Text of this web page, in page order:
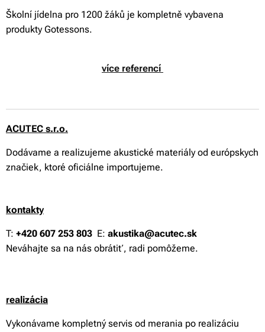
Školní jídelna pro 1200 žáků je kompletně vybavena
produkty Gotessons.
více referencí
ACUTEC s.r.o.
Dodávame a realizujeme akustické materiály od európskych
značiek, ktoré oficiálne importujeme.
kontakty
T: +420 607 253 803 E: akustika@acutec.sk
Neváhajte sa na nás obrátiť, radi pomôžeme.
realizácia
Vykonávame kompletný servis od merania po realizáciu